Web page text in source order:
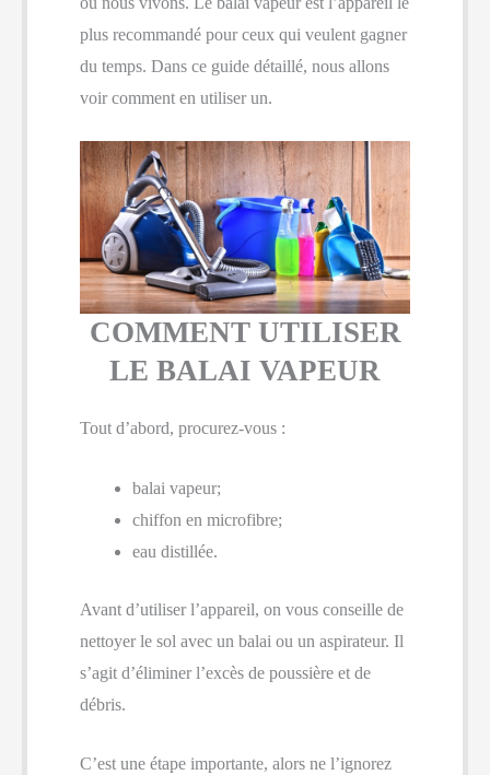
plus recommandé pour ceux qui veulent gagner
du temps. Dans ce guide détaillé, nous allons
voir comment en utiliser un.
COMMENT UTILISER
LE BALAI VAPEUR
Tout d’abord, procurez-vous :
balai vapeur;
chiffon en microfibre;
eau distillée.
Avant d’utiliser l’appareil, on vous conseille de
nettoyer le sol avec un balai ou un aspirateur. Il
s’agit d’éliminer l’excès de poussière et de
débris.
C’est une étape importante, alors ne l’ignorez